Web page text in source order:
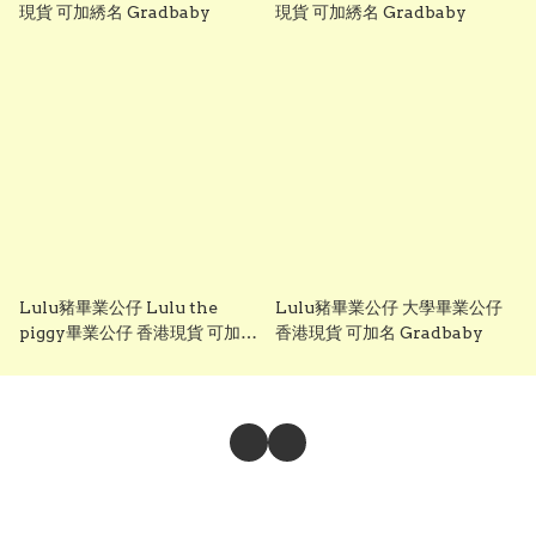
現貨 可加綉名 Gradbaby
現貨 可加綉名 Gradbaby
Lulu豬畢業公仔 Lulu the
piggy畢業公仔 香港現貨 可加綉
Lulu豬畢業公仔 大學畢業公仔
香港現貨 可加名 Gradbaby